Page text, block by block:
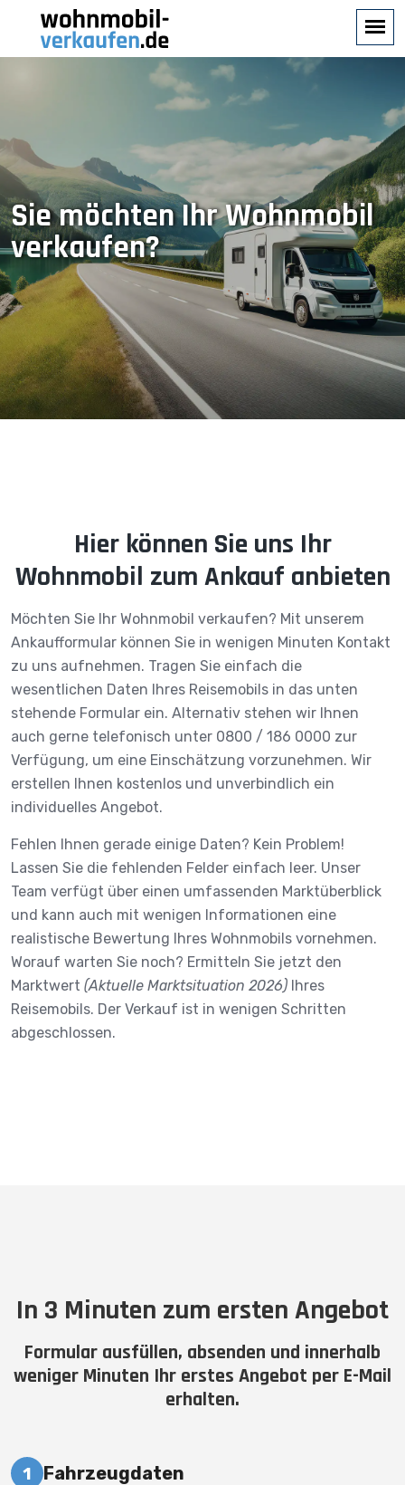
Sie möchten Ihr Wohnmobil
verkaufen?
Hier können Sie uns Ihr
Wohnmobil zum Ankauf anbieten
Möchten Sie Ihr Wohnmobil verkaufen? Mit unserem
Ankaufformular können Sie in wenigen Minuten Kontakt
zu uns aufnehmen. Tragen Sie einfach die
wesentlichen Daten Ihres Reisemobils in das unten
stehende Formular ein. Alternativ stehen wir Ihnen
auch gerne telefonisch unter 0800 / 186 0000 zur
Verfügung, um eine Einschätzung vorzunehmen. Wir
erstellen Ihnen kostenlos und unverbindlich ein
individuelles Angebot.
Fehlen Ihnen gerade einige Daten? Kein Problem!
Lassen Sie die fehlenden Felder einfach leer. Unser
Team verfügt über einen umfassenden Marktüberblick
und kann auch mit wenigen Informationen eine
realistische Bewertung Ihres Wohnmobils vornehmen.
Worauf warten Sie noch? Ermitteln Sie jetzt den
Marktwert (Aktuelle Marktsituation 2026) Ihres
Reisemobils. Der Verkauf ist in wenigen Schritten
abgeschlossen.
In 3 Minuten zum ersten Angebot
Formular ausfüllen, absenden und innerhalb
weniger Minuten Ihr erstes Angebot per E-Mail
erhalten.
1 Fahrzeugdaten